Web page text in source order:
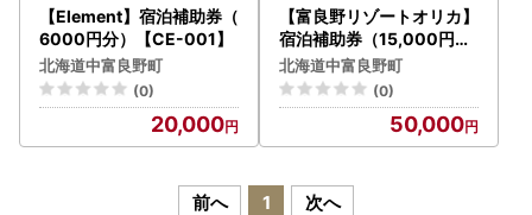
【Element】宿泊補助券（
6000円分）【CE-001】
北海道中富良野町
(0)
20,000
【富良野リゾートオリカ】
宿泊補助券（15,000円）
【BK-002】
北海道中富良野町
(0)
50,000
前へ 1 次へ